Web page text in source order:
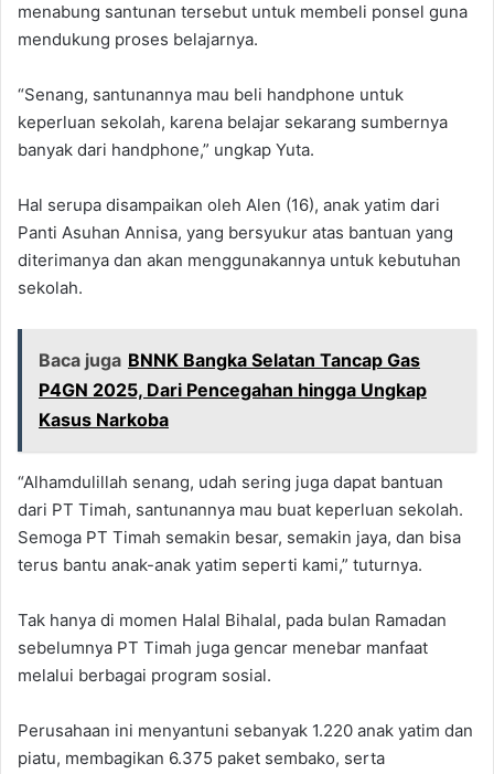
menabung santunan tersebut untuk membeli ponsel guna
mendukung proses belajarnya.
“Senang, santunannya mau beli handphone untuk
keperluan sekolah, karena belajar sekarang sumbernya
banyak dari handphone,” ungkap Yuta.
Hal serupa disampaikan oleh Alen (16), anak yatim dari
Panti Asuhan Annisa, yang bersyukur atas bantuan yang
diterimanya dan akan menggunakannya untuk kebutuhan
sekolah.
Baca juga BNNK Bangka Selatan Tancap Gas
P4GN 2025, Dari Pencegahan hingga Ungkap
Kasus Narkoba
“Alhamdulillah senang, udah sering juga dapat bantuan
dari PT Timah, santunannya mau buat keperluan sekolah.
Semoga PT Timah semakin besar, semakin jaya, dan bisa
terus bantu anak-anak yatim seperti kami,” tuturnya.
Tak hanya di momen Halal Bihalal, pada bulan Ramadan
sebelumnya PT Timah juga gencar menebar manfaat
melalui berbagai program sosial.
Perusahaan ini menyantuni sebanyak 1.220 anak yatim dan
piatu, membagikan 6.375 paket sembako, serta